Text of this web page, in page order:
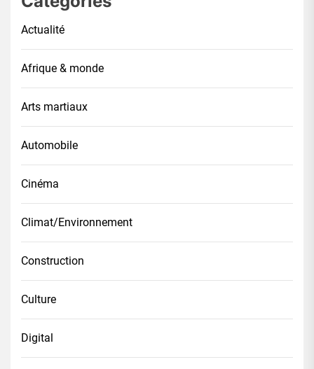
Actualité
Afrique & monde
Arts martiaux
Automobile
Cinéma
Climat/Environnement
Construction
Culture
Digital